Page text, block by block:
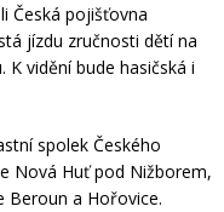
Česká pojišťovna
jízdu zručnosti dětí na
vidění bude hasičská i
spolek Českého
Nová Huť pod Nižborem,
Beroun a Hořovice.